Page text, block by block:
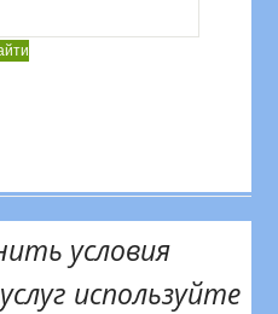
условия
используйте